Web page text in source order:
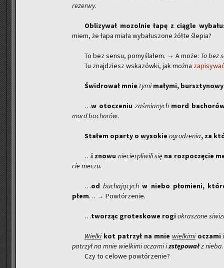
re­zer­wy.
Ob­li­zy­wał mo­zol­nie łapę z cią­gle
miem, że łapa miała wy­ba­łu­szo­ne żółte śle­pia?
To bez sensu, po­my­śla­łem. → A może: To bez
Tu znaj­dziesz wska­zów­ki, jak można
Świ­dro­wał mnie tymima­ły­mi,
…w oto­cze­niu za­śmia­nychmord
mord ba­cho­rów.
Sta­łem opar­ty o wy­so­kie ogro­dze­nia, za
…i znowu nie­cier­pli­wi­li się na roz­po­czę­cie
cie meczu.
…odbu­cha­ją­cych w niebo pło­mie­ni,
płem… → Po­wtó­rze­nie.
…two­rząc gro­te­sko­we rogi okra­szo­ne
Wiel­kikot pa­trzył na mnie wiel­ki­mi
pa­trzył na mnie wiel­ki­mi ocza­mi izstę­po­wałz nieba.
Czy to ce­lo­we po­wtó­rze­nie?